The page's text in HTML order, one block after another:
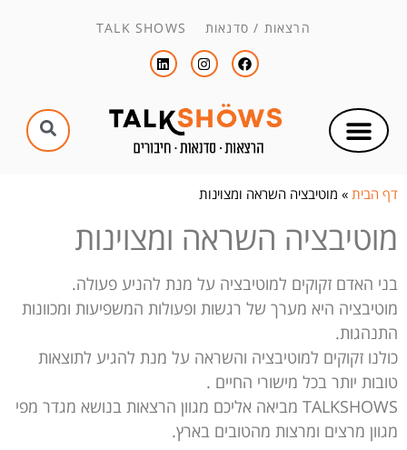
הרצאות / סדנאות TALK SHOWS
דף הבית » מוטיבציה השראה ומצוינות
מוטיבציה השראה ומצוינות
בני האדם זקוקים למוטיבציה על מנת להניע פעולה.
מוטיבציה היא מערך של רגשות ופעולות המשפיעות ומכוונות
התנהגות.
כולנו זקוקים למוטיבציה והשראה על מנת להגיע לתוצאות
טובות יותר בכל מישורי החיים .
TALKSHOWS מביאה אליכם מגוון הרצאות בנושא מגדר מפי
מגוון מרצים ומרצות מהטובים בארץ.